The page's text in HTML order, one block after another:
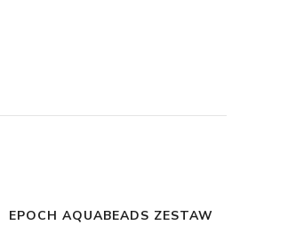
EPOCH AQUABEADS ZESTAW